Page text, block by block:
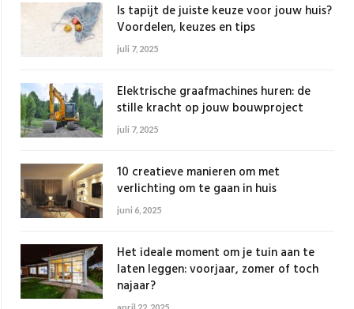
Is tapijt de juiste keuze voor jouw huis?
Voordelen, keuzes en tips
juli 7, 2025
Elektrische graafmachines huren: de
stille kracht op jouw bouwproject
juli 7, 2025
10 creatieve manieren om met
verlichting om te gaan in huis
juni 6, 2025
Het ideale moment om je tuin aan te
laten leggen: voorjaar, zomer of toch
najaar?
april 22, 2025